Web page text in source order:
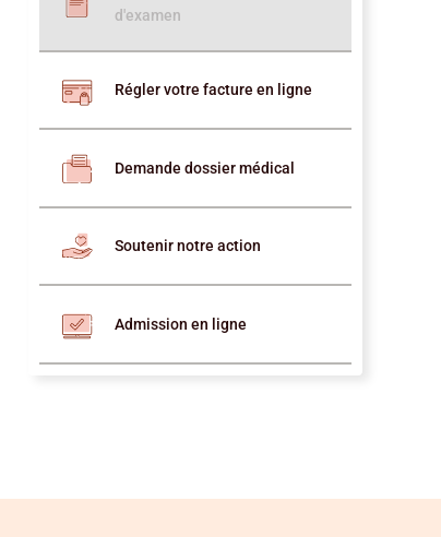
d'examen
Régler votre facture en ligne
Demande dossier médical
Soutenir notre action
Admission en ligne